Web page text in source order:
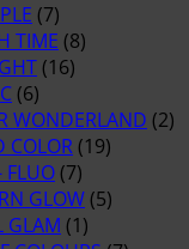
(7)
TIME (8)
(16)
(6)
WONDERLAND (2)
COLOR (19)
FLUO (7)
GLOW (5)
GLAM (1)